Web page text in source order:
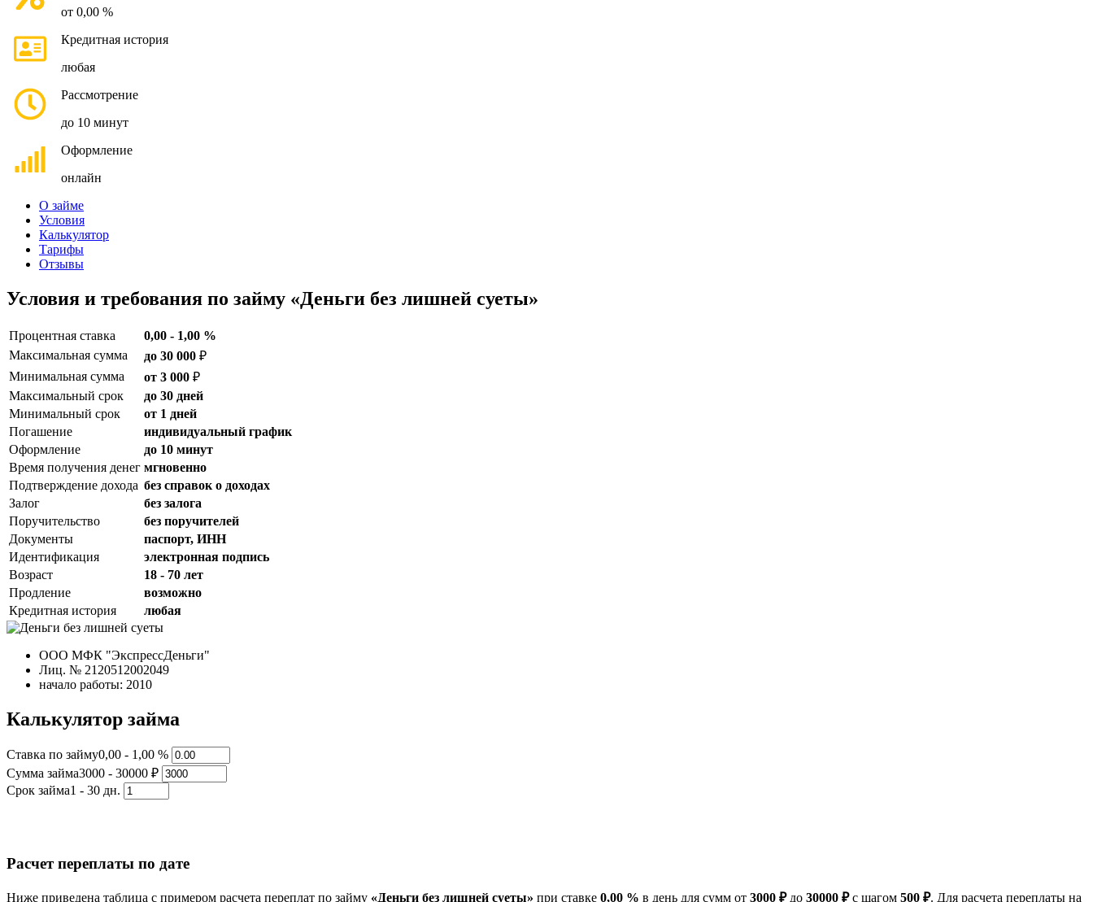
от 0,00 %
Кредитная история
любая
Рассмотрение
до 10 минут
Оформление
онлайн
О займе
Условия
Калькулятор
Тарифы
Отзывы
Условия и требования по займу «Деньги без лишней суеты»
Процентная ставка
0,00 - 1,00 %
Максимальная сумма
до 30 000 ₽
Минимальная сумма
от 3 000 ₽
Максимальный срок
до 30 дней
Минимальный срок
от 1 дней
Погашение
индивидуальный график
Оформление
до 10 минут
Время получения денег мгновенно
Подтверждение дохода без справок о доходах
Залог
без залога
Поручительство
без поручителей
Документы
паспорт, ИНН
Идентификация
электронная подпись
Возраст
18 - 70 лет
Продление
возможно
Кредитная история
любая
ООО МФК "ЭкспрессДеньги"
Лиц. № 2120512002049
начало работы: 2010
Калькулятор займа
Ставка по займу0,00 - 1,00 %
Сумма займа3000 - 30000 ₽
Срок займа1 - 30 дн.
Расчет переплаты по дате
Ниже приведена таблица с примером расчета переплат по займу «Деньги без лишней суеты» при ставке 0,00 % в день для сумм от 3000 ₽до 30000 ₽с шагом 500 ₽. Для расчета переплаты на